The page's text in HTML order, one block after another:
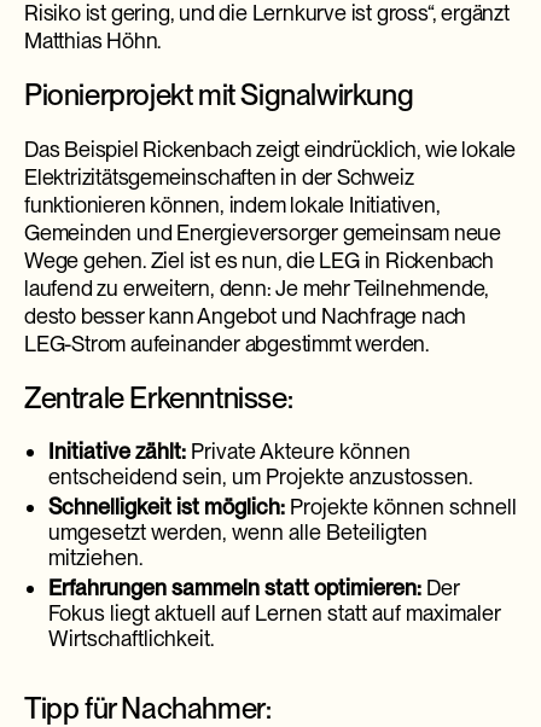
Risiko ist gering, und die Lernkurve ist gross“, ergänzt
Matthias Höhn.
Pionierprojekt mit Signalwirkung
Das Beispiel Rickenbach zeigt eindrücklich, wie lokale
Elektrizitätsgemeinschaften in der Schweiz
funktionieren können, indem lokale Initiativen,
Gemeinden und Energieversorger gemeinsam neue
Wege gehen. Ziel ist es nun, die LEG in Rickenbach
laufend zu erweitern, denn: Je mehr Teilnehmende,
desto besser kann Angebot und Nachfrage nach
LEG-Strom aufeinander abgestimmt werden.
Zentrale Erkenntnisse:
Initiative zählt: Private Akteure können
entscheidend sein, um Projekte anzustossen.
Schnelligkeit ist möglich: Projekte können schnell
umgesetzt werden, wenn alle Beteiligten
mitziehen.
Erfahrungen sammeln statt optimieren: Der
Fokus liegt aktuell auf Lernen statt auf maximaler
Wirtschaftlichkeit.
Tipp für Nachahmer: